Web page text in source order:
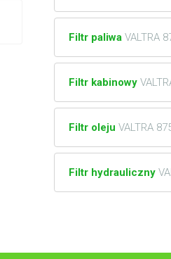
Filtr paliwa VALTRA
Filtr kabinowy
Filtr oleju VALTRA
Filtr hydrauliczny